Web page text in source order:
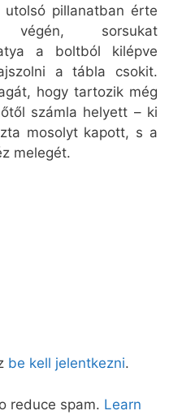
pillanatban érte
sorsukat
a boltból kilépve
a tábla csokit.
hogy tartozik még
számla helyett – ki
mosolyt kapott, s a
melegét.
be kell jelentkezni.
reduce spam. Learn